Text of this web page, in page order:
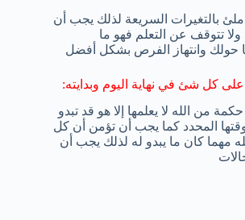
بالتغيرات السريعة لذلك يجب أن
تتوقف عن التعلم فهو ما
وانتهاز الفرص بشكل أفضل
من الله لا يعلمها إلا هو قد تبدو
المحدد كما يجب أن تؤمن أن كل
مهما كان ما يبدو له لذلك يجب أن